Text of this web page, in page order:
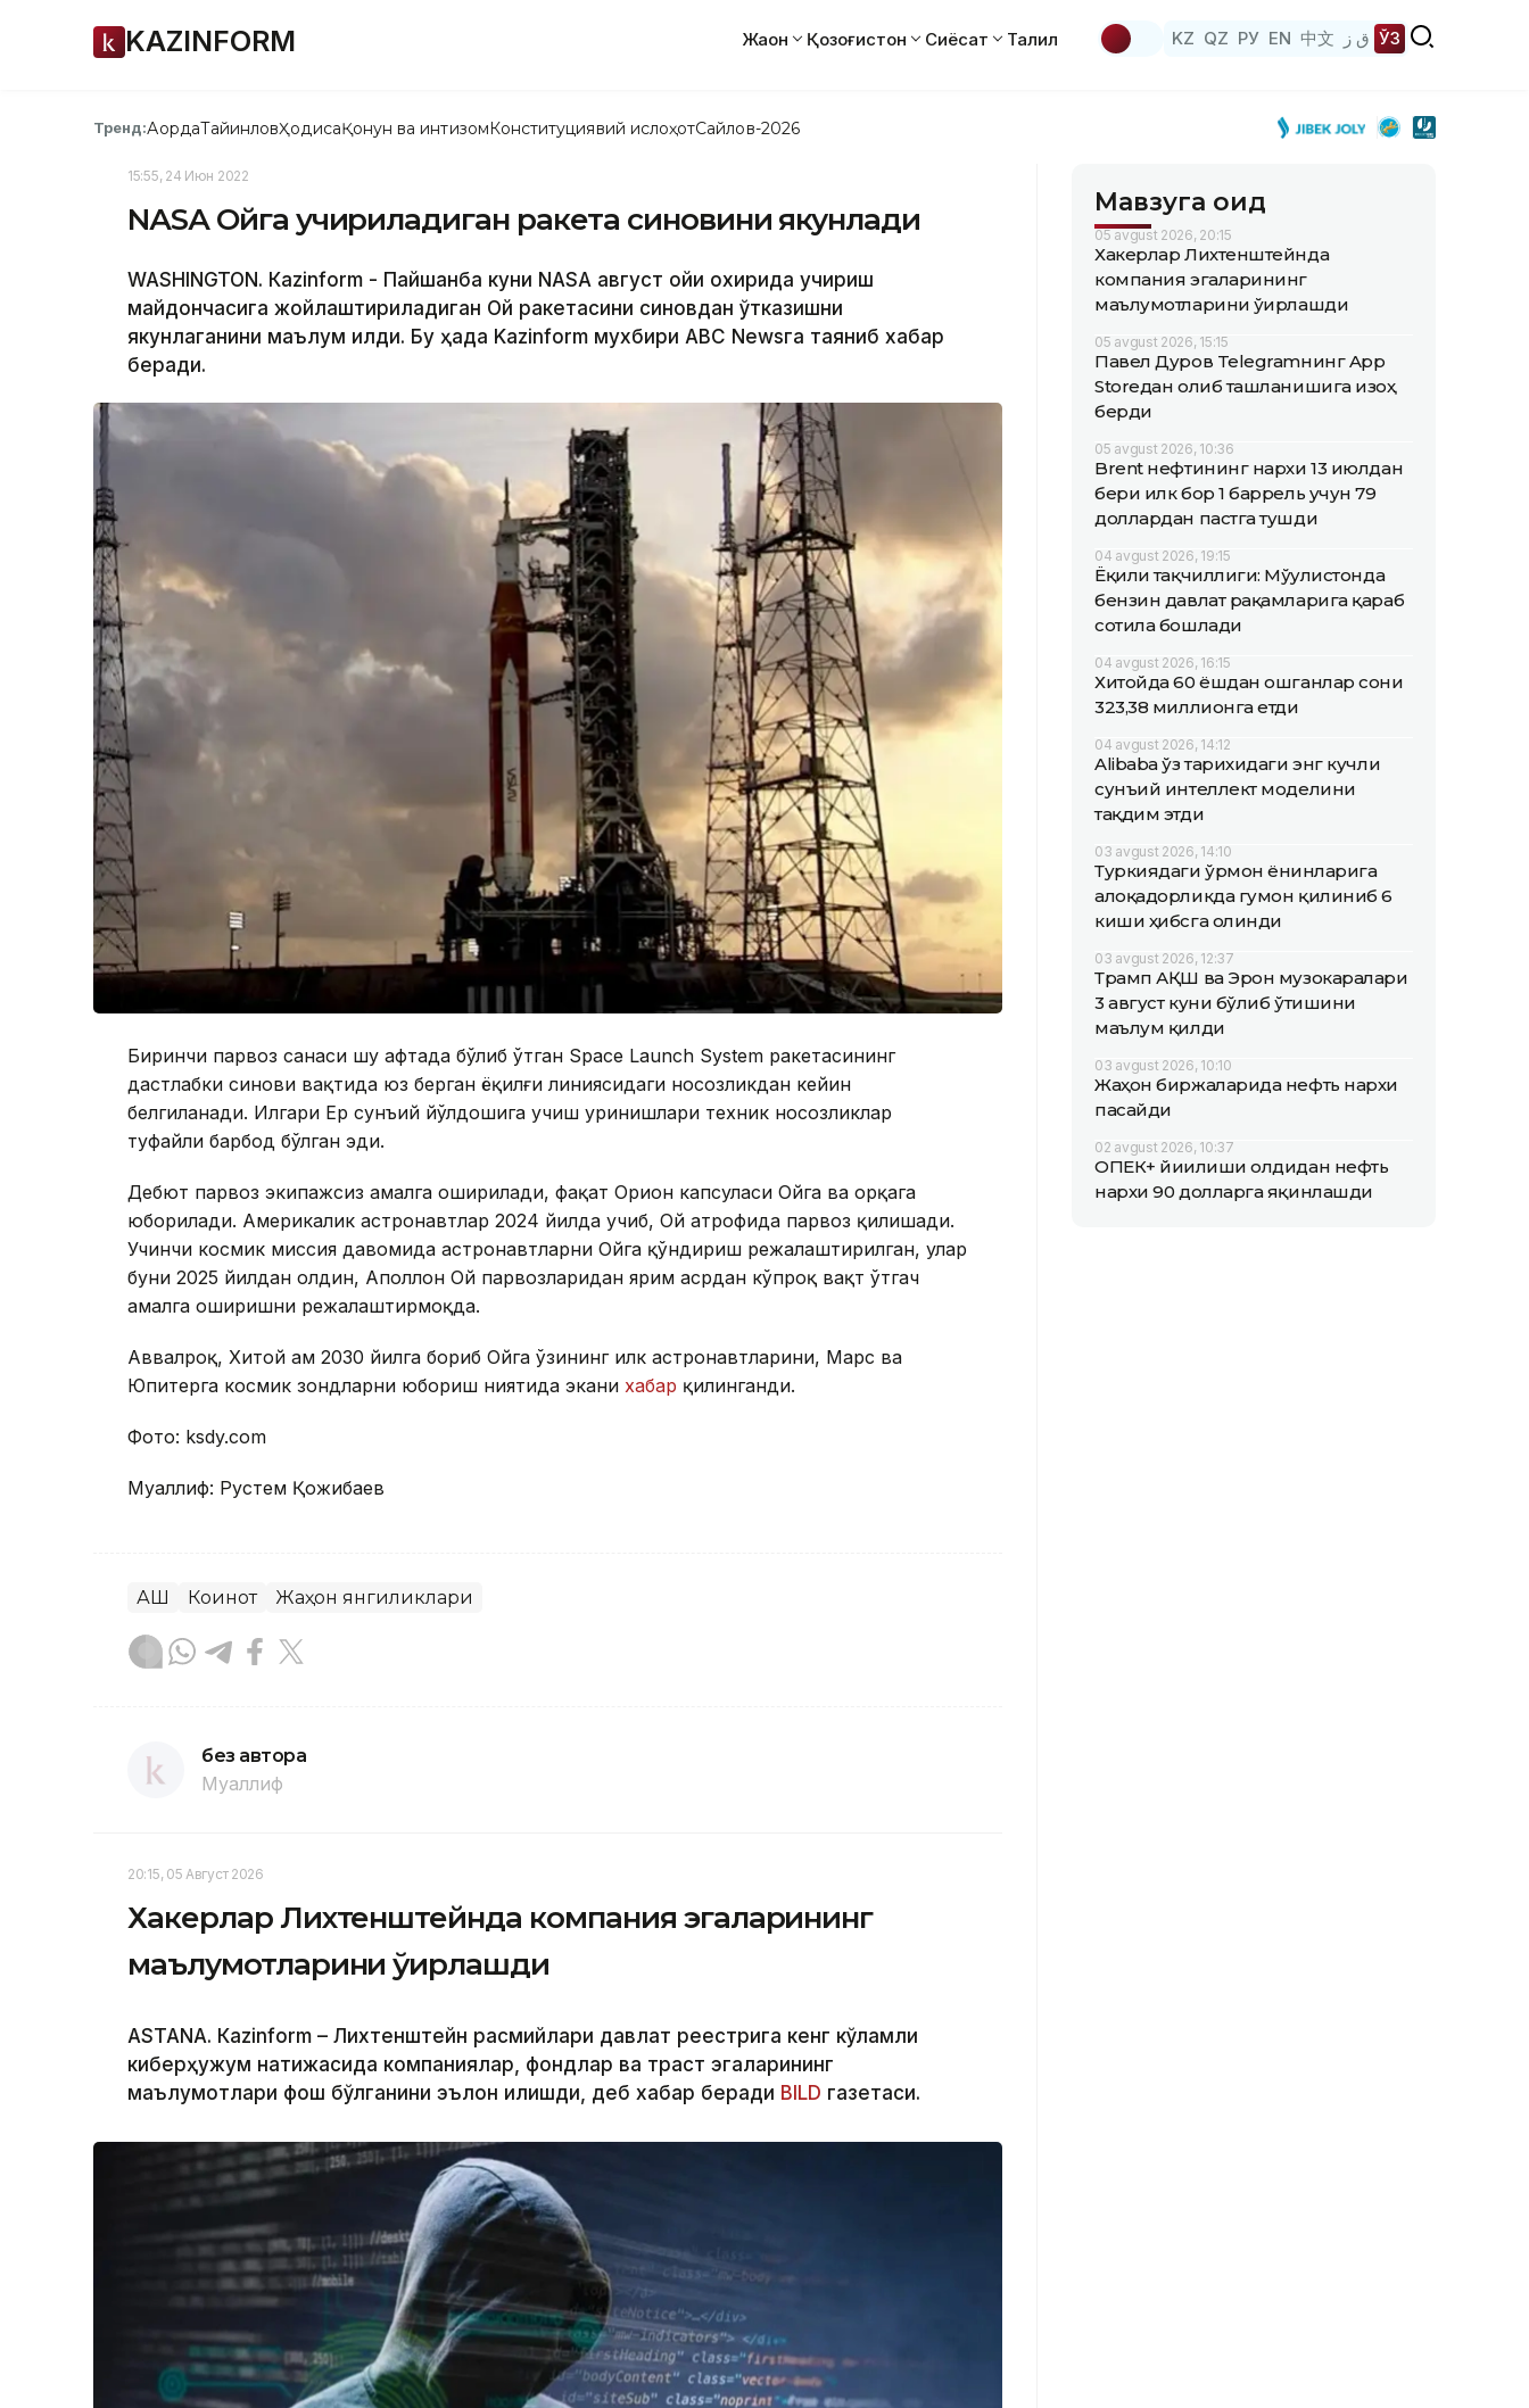
KAZINFORM Жаҳон Қозоғистон Сиёсат Таҳлил KZ QZ РУ EN 中文 ق ز ЎЗ
Тренд:АқордаТайинловҲодисаҚонун ва интизомКонституциявий ислоҳотСайлов-2026
15:55, 24 Июн 2022
NАSА Ойга учириладиган ракета синовини якунлади
WASHINGTON. Кazinform - Пайшанба куни NАSА август ойи охирида учириш
майдончасига жойлаштириладиган Ой ракетасини синовдан ўтказишни
якунлаганини маълум қилди. Бу ҳақда Kazinform мухбири АBC Newsга таяниб хабар
беради.
Биринчи парвоз санаси шу ҳафтада бўлиб ўтган Space Launch System ракетасининг
дастлабки синови вақтида юз берган ёқилғи линиясидаги носозликдан кейин
белгиланади. Илгари Ер сунъий йўлдошига учиш уринишлари техник носозликлар
туфайли барбод бўлган эди.
Дебют парвоз экипажсиз амалга оширилади, фақат Орион капсуласи Ойга ва орқага
юборилади. Америкалик астронавтлар 2024 йилда учиб, Ой атрофида парвоз қилишади.
Учинчи космик миссия давомида астронавтларни Ойга қўндириш режалаштирилган, улар
буни 2025 йилдан олдин, Аполлон Ой парвозларидан ярим асрдан кўпроқ вақт ўтгач
амалга оширишни режалаштирмоқда.
Аввалроқ, Хитой ҳам 2030 йилга бориб Ойга ўзининг илк астронавтларини, Марс ва
Юпитерга космик зондларни юбориш ниятида экани хабар қилинганди.
Фото: ksdy.cоm
Муаллиф: Рустем Қожибаев
АҚШ Коинот Жаҳон янгиликлари
без автора
Муаллиф
20:15, 05 Август 2026
Хакерлар Лихтенштейнда компания эгаларининг
маълумотларини ўғирлашди
ASTANА. Кazinform – Лихтенштейн расмийлари давлат реестрига кенг кўламли
киберҳужум натижасида компаниялар, фондлар ва траст эгаларининг
маълумотлари фош бўлганини эълон қилишди, деб хабар беради BILD газетаси.
Мавзуга оид
05 avgust 2026, 20:15
Хакерлар Лихтенштейнда
компания эгаларининг
маълумотларини ўғирлашди
05 avgust 2026, 15:15
Павел Дуров Telegramнинг App
Storeдан олиб ташланишига изоҳ
берди
05 avgust 2026, 10:36
Brent нефтининг нархи 13 июлдан
бери илк бор 1 баррель учун 79
доллардан пастга тушди
04 avgust 2026, 19:15
Ёқилғи тақчиллиги: Мўғулистонда
бензин давлат рақамларига қараб
сотила бошлади
04 avgust 2026, 16:15
Хитойда 60 ёшдан ошганлар сони
323,38 миллионга етди
04 avgust 2026, 14:12
Alibaba ўз тарихидаги энг кучли
сунъий интеллект моделини
тақдим этди
03 avgust 2026, 14:10
Туркиядаги ўрмон ёнғинларига
алоқадорликда гумон қилиниб 6
киши ҳибсга олинди
03 avgust 2026, 12:37
Трамп АҚШ ва Эрон музокаралари
3 август куни бўлиб ўтишини
маълум қилди
03 avgust 2026, 10:10
Жаҳон биржаларида нефть нархи
пасайди
02 avgust 2026, 10:37
ОПEК+ йиғилиши олдидан нефть
нархи 90 долларга яқинлашди